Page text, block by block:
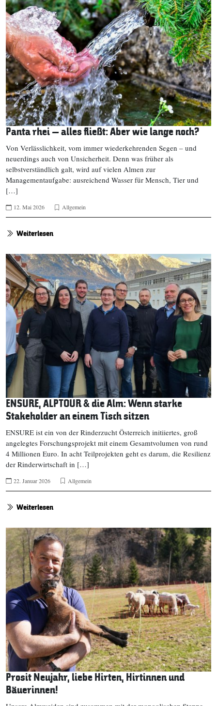
Panta rhei – alles fließt: Aber wie lange noch?
Von Verlässlichkeit, vom immer wiederkehrenden Segen – und
neuerdings auch von Unsicherheit. Denn was früher als
selbstverständlich galt, wird auf vielen Almen zur
Managementaufgabe: ausreichend Wasser für Mensch, Tier und
[…]
12. Mai 2026 Allgemein
Weiterlesen
ENSURE, ALPTOUR & die Alm: Wenn starke
Stakeholder an einem Tisch sitzen
ENSURE ist ein von der Rinderzucht Österreich initiiertes, groß
angelegtes Forschungsprojekt mit einem Gesamtvolumen von rund
4 Millionen Euro. In acht Teilprojekten geht es darum, die Resilienz
der Rinderwirtschaft in […]
22. Januar 2026 Allgemein
Weiterlesen
Prosit Neujahr, liebe Hirten, Hirtinnen und
Bäuerinnen!